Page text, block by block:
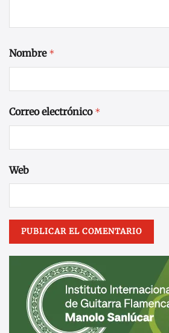
Nombre *
Correo electrónico *
Web